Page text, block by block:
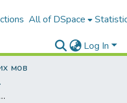
All of DSpace
Log In
мов
Л. Морроу “Waiting for the Tulips to Bloom: Adrift in Istanbul”)